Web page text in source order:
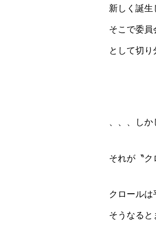
新しく誕生
そこで委
として切
、、、しか
それが〝ク
クロールは
そうなると